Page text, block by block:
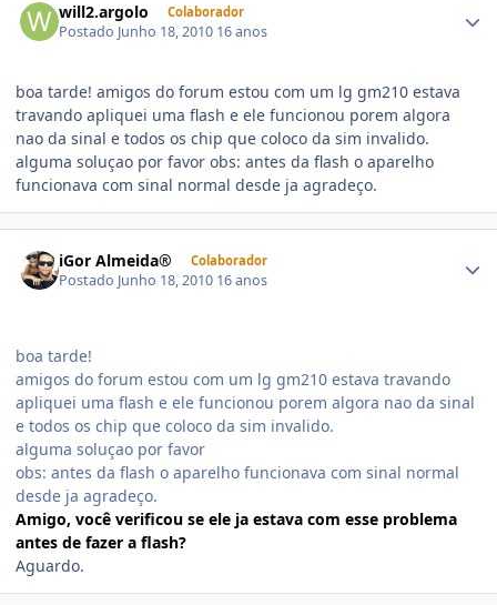
will2.argolo Colaborador
Postado Junho 18, 2010 16 anos
boa tarde! amigos do forum estou com um lg gm210 estava
travando apliquei uma flash e ele funcionou porem algora
nao da sinal e todos os chip que coloco da sim invalido.
alguma soluçao por favor obs: antes da flash o aparelho
funcionava com sinal normal desde ja agradeço.
iGor Almeida® Colaborador
Postado Junho 18, 2010 16 anos
boa tarde!
amigos do forum estou com um lg gm210 estava travando
apliquei uma flash e ele funcionou porem algora nao da sinal
e todos os chip que coloco da sim invalido.
alguma soluçao por favor
obs: antes da flash o aparelho funcionava com sinal normal
desde ja agradeço.
Amigo, você verificou se ele ja estava com esse problema
antes de fazer a flash?
Aguardo.